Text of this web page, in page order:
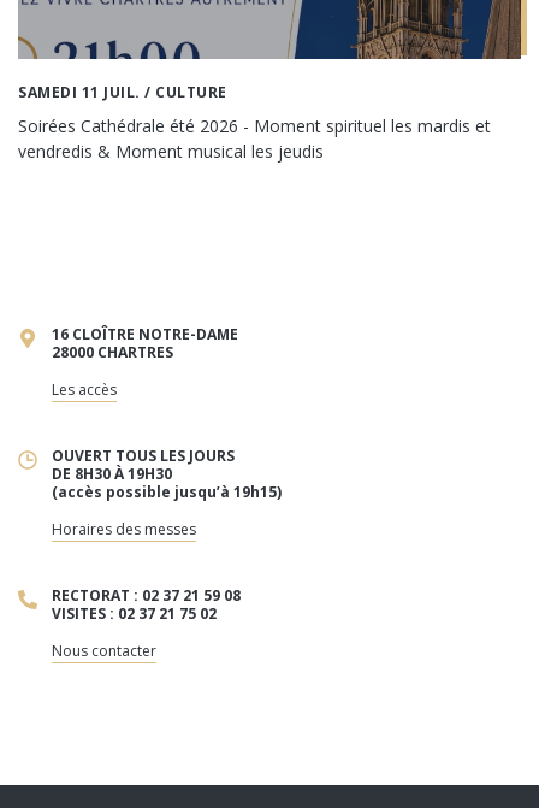
SAMEDI 11 JUIL. / CULTURE
Soirées Cathédrale été 2026 - Moment spirituel les mardis et
vendredis & Moment musical les jeudis
16 CLOÎTRE NOTRE-DAME
28000 CHARTRES
Les accès
OUVERT TOUS LES JOURS
DE 8H30 À 19H30
(accès possible jusqu’à 19h15)
Horaires des messes
RECTORAT : 02 37 21 59 08
VISITES : 02 37 21 75 02
Nous contacter